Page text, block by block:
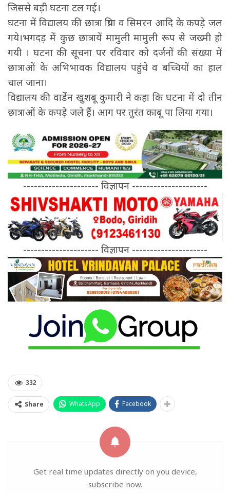
जिससे बड़ी घटना टल गई।
घटना में विद्यालय की छात्रा प्रिया व सिमरन आदि के कपडे़ जल
गये।भगदड़ में कुछ छात्रायें मामुली मामुली रूप से जख्मी हो
गयी । घटना की सूचना पर रविवार को दर्जनों की संख्या में
छात्राओं के अभिभावक विद्यालय पहुंचे व बच्चियों का हाल
चाल जाना।
विद्यालय की वार्डेन खुशबू कुमारी ने कहा कि घटना में दो तीन
छात्राओं के कपड़े जले हैं। आग पर तुरंत काबू पा लिया गया।
--------------------- विज्ञापन ---------------------
--------------------- विज्ञापन ---------------------
332
Share WhatsApp Facebook
Get real time updates directly on you device,
subscribe now.